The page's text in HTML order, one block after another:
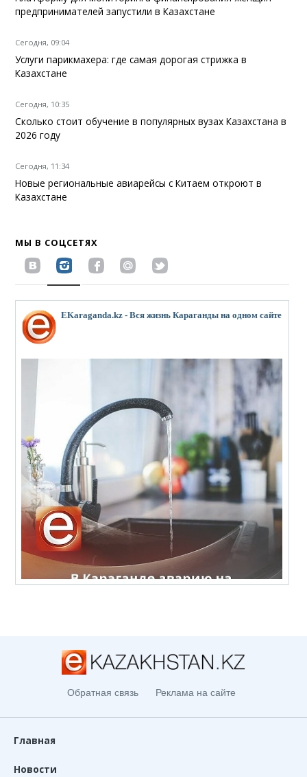
предпринимателей запустили в Казахстане
Сегодня, 09:04
Услуги парикмахера: где самая дорогая стрижка в
Казахстане
Сегодня, 10:35
Сколько стоит обучение в популярных вузах Казахстана в
2026 году
Сегодня, 11:34
Новые региональные авиарейсы с Китаем откроют в
Казахстане
МЫ В СОЦСЕТЯХ
EKaraganda.kz - Вся жизнь Караганды на одном сайте
Обратная связь Реклама на сайте
Главная
Новости